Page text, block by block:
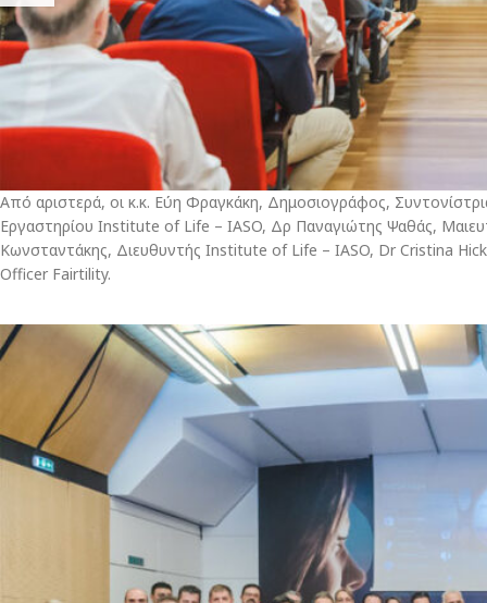
Από αριστερά, οι κ.κ. Εύη Φραγκάκη, Δημοσιογράφος,
Εργαστηρίου Institute of Life – IASO, Δρ Παναγιώτης Ψαθάς,
Κωνσταντάκης, Διευθυντής Institute of Life – IASO, Dr Cristina
Officer Fairtility.